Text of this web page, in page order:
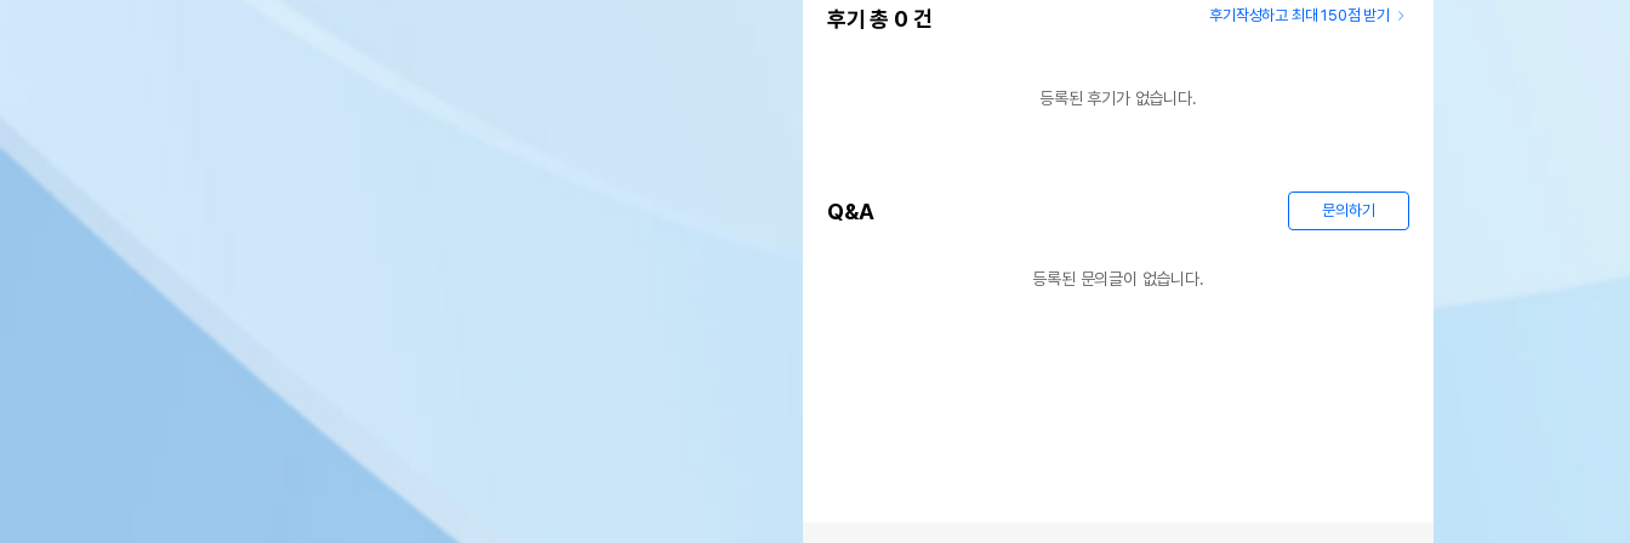
후기 총 0 건 후기작성하고 최대 150점 받기
등록된 후기가 없습니다.
Q&A 문의하기
등록된 문의글이 없습니다.